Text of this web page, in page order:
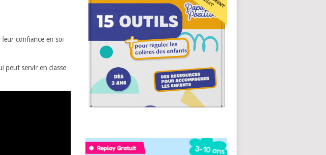
confiance en soi
peut servir en classe